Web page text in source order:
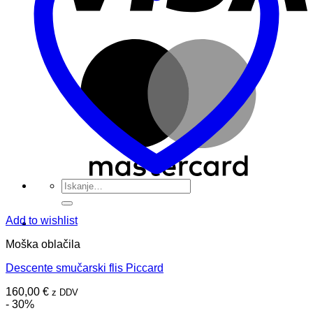
Išči:
Add to wishlist
Moška oblačila
Descente smučarski flis Piccard
160,00 € z DDV
- 30%